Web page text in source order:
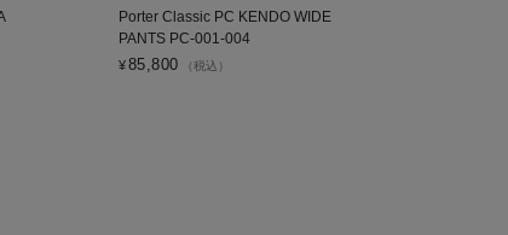
Porter Classic PC KENDO WIDE
PANTS PC-001-004
¥85,800 （税込）